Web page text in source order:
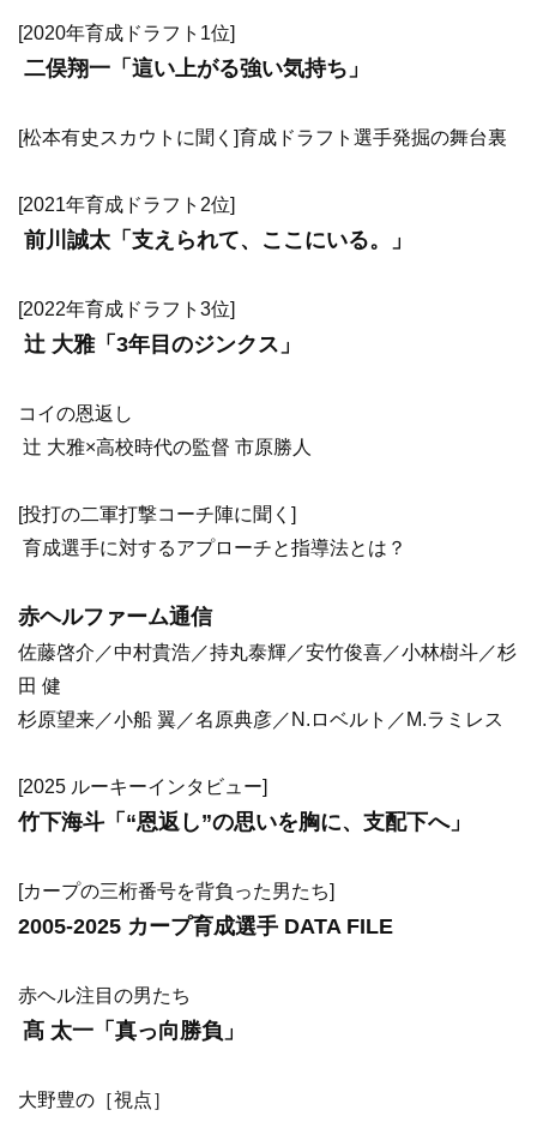
[2020年育成ドラフト1位]
二俣翔一「這い上がる強い気持ち」
[松本有史スカウトに聞く]育成ドラフト選手発掘の舞台裏
[2021年育成ドラフト2位]
前川誠太「支えられて、ここにいる。」
[2022年育成ドラフト3位]
辻 大雅「3年目のジンクス」
コイの恩返し
辻 大雅×高校時代の監督 市原勝人
[投打の二軍打撃コーチ陣に聞く]
育成選手に対するアプローチと指導法とは？
赤ヘルファーム通信
佐藤啓介／中村貴浩／持丸泰輝／安竹俊喜／小林樹斗／杉
田 健
杉原望来／小船 翼／名原典彦／N.ロベルト／M.ラミレス
[2025 ルーキーインタビュー]
竹下海斗「“恩返し”の思いを胸に、支配下へ」
[カープの三桁番号を背負った男たち]
2005-2025 カープ育成選手 DATA FILE
赤ヘル注目の男たち
髙 太一「真っ向勝負」
​大野豊の［視点］